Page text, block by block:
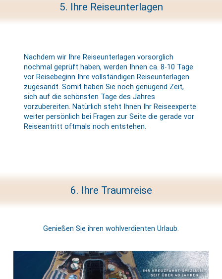
5. Ihre Reiseunterlagen
Nachdem wir Ihre Reiseunterlagen vorsorglich
nochmal geprüft haben, werden Ihnen ca. 8-10 Tage
vor Reisebeginn Ihre vollständigen Reiseunterlagen
zugesandt. Somit haben Sie noch genügend Zeit,
sich auf die schönsten Tage des Jahres
vorzubereiten. Natürlich steht Ihnen Ihr Reiseexperte
weiter persönlich bei Fragen zur Seite die gerade vor
Reiseantritt oftmals noch entstehen.
6. Ihre Traumreise
Genießen Sie ihren wohlverdienten Urlaub.